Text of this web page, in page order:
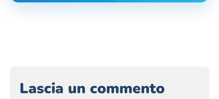
Lascia un commento